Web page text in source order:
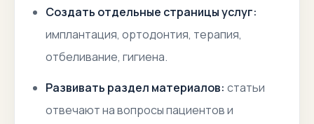
Создать отдельные страницы услуг:
имплантация, ортодонтия, терапия,
отбеливание, гигиена.
Развивать раздел материалов: статьи
отвечают на вопросы пациентов и